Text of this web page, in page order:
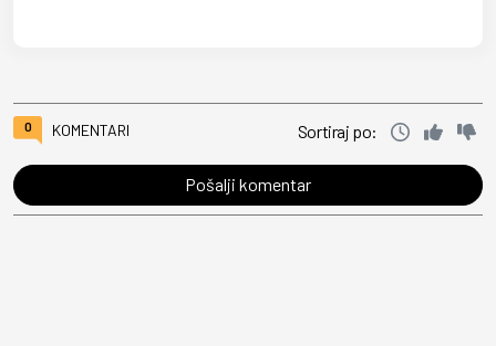
0 KOMENTARI Sortiraj po:
Pošalji komentar